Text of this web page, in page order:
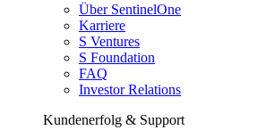
Über SentinelOne
Karriere
S Ventures
S Foundation
FAQ
Investor Relations
Kundenerfolg & Support